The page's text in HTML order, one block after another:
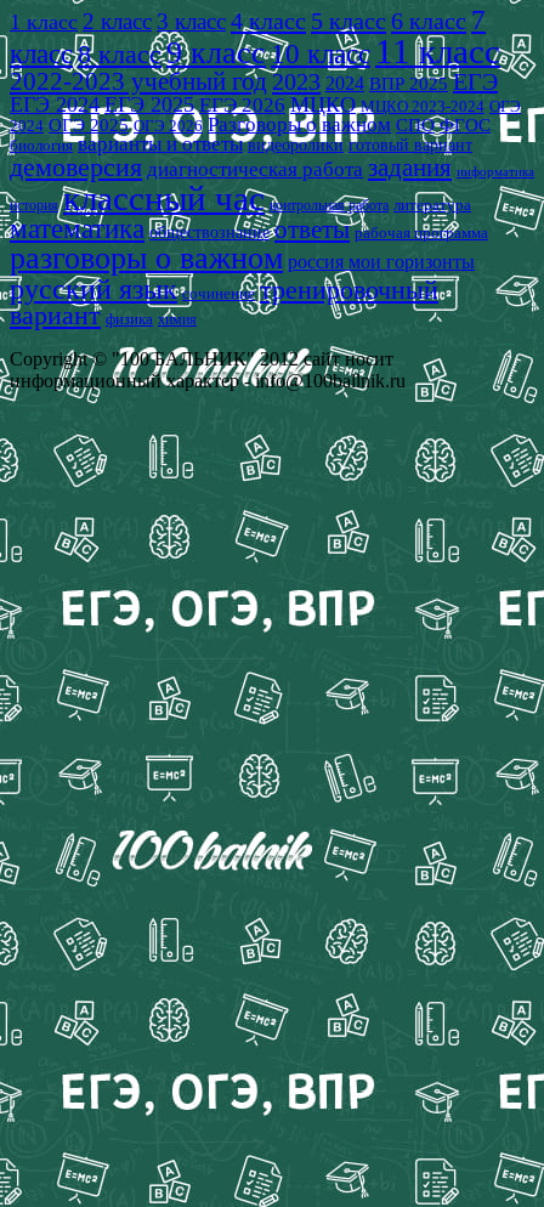
1 класс 2 класс 3 класс4 класс 5 класс 6 класс 7
класс8 класс9 класс10 класс 11 класс
2022-2023 учебный год2023 2024 ВПР 2025 ЕГЭ
ЕГЭ 2024 ЕГЭ 2025 ЕГЭ 2026 МЦКО МЦКО 2023-2024 ОГЭ
2024 ОГЭ 2025 ОГЭ 2026 Разговоры о важном СПО ФГОС
биология варианты и ответы видеоролики готовый вариант
демоверсия диагностическая работа задания информатика
история классный час контрольная работа литература
математика обществознание ответы рабочая программа
разговоры о важном россия мои горизонты
русский язык сочинение тренировочный
вариант физика химия
Copyright © "100 БАЛЬНИК" 2012 сайт носит
информационный характер - info@100ballnik.ru